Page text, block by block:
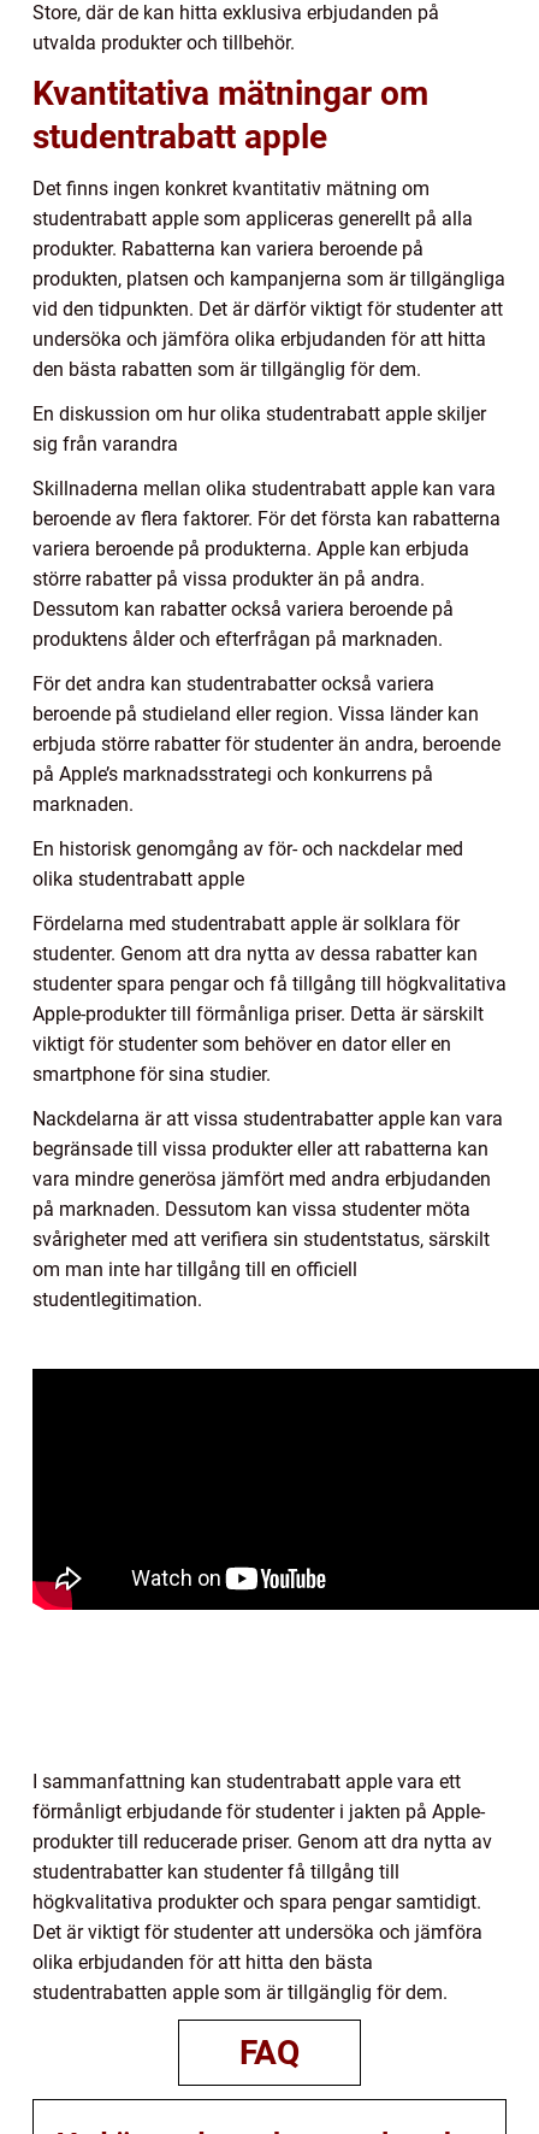
Store, där de kan hitta exklusiva erbjudanden på
utvalda produkter och tillbehör.
Kvantitativa mätningar om
studentrabatt apple
Det finns ingen konkret kvantitativ mätning om
studentrabatt apple som appliceras generellt på alla
produkter. Rabatterna kan variera beroende på
produkten, platsen och kampanjerna som är tillgängliga
vid den tidpunkten. Det är därför viktigt för studenter att
undersöka och jämföra olika erbjudanden för att hitta
den bästa rabatten som är tillgänglig för dem.
En diskussion om hur olika studentrabatt apple skiljer
sig från varandra
Skillnaderna mellan olika studentrabatt apple kan vara
beroende av flera faktorer. För det första kan rabatterna
variera beroende på produkterna. Apple kan erbjuda
större rabatter på vissa produkter än på andra.
Dessutom kan rabatter också variera beroende på
produktens ålder och efterfrågan på marknaden.
För det andra kan studentrabatter också variera
beroende på studieland eller region. Vissa länder kan
erbjuda större rabatter för studenter än andra, beroende
på Apple’s marknadsstrategi och konkurrens på
marknaden.
En historisk genomgång av för- och nackdelar med
olika studentrabatt apple
Fördelarna med studentrabatt apple är solklara för
studenter. Genom att dra nytta av dessa rabatter kan
studenter spara pengar och få tillgång till högkvalitativa
Apple-produkter till förmånliga priser. Detta är särskilt
viktigt för studenter som behöver en dator eller en
smartphone för sina studier.
Nackdelarna är att vissa studentrabatter apple kan vara
begränsade till vissa produkter eller att rabatterna kan
vara mindre generösa jämfört med andra erbjudanden
på marknaden. Dessutom kan vissa studenter möta
svårigheter med att verifiera sin studentstatus, särskilt
om man inte har tillgång till en officiell
studentlegitimation.
I sammanfattning kan studentrabatt apple vara ett
förmånligt erbjudande för studenter i jakten på Apple-
produkter till reducerade priser. Genom att dra nytta av
studentrabatter kan studenter få tillgång till
högkvalitativa produkter och spara pengar samtidigt.
Det är viktigt för studenter att undersöka och jämföra
olika erbjudanden för att hitta den bästa
studentrabatten apple som är tillgänglig för dem.
FAQ